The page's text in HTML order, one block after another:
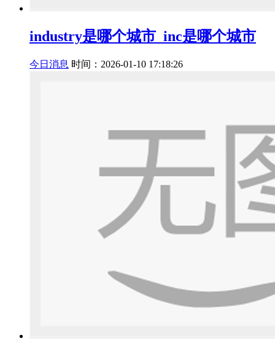
industry是哪个城市_inc是哪个城市
今日消息 时间：2026-01-10 17:18:26